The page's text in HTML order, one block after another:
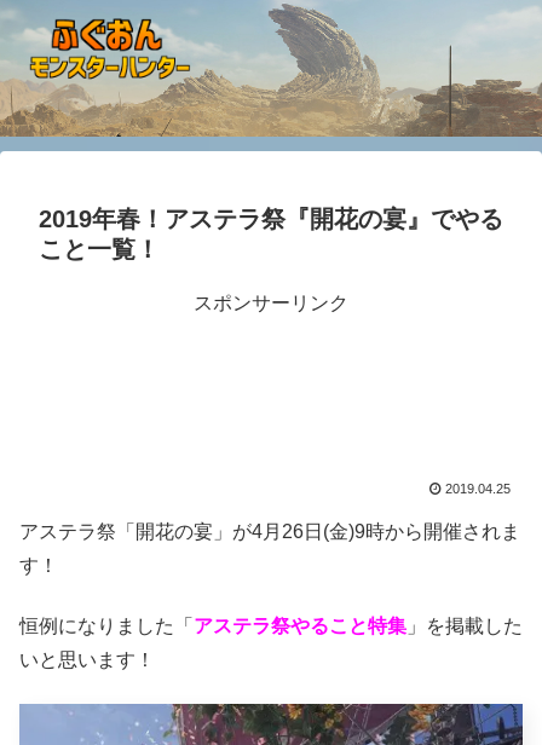
2019年春！アステラ祭『開花の宴』でやる
こと一覧！
スポンサーリンク
2019.04.25
アステラ祭「開花の宴」が4月26日(金)9時から開催されま
す！
恒例になりました「 アステラ祭やること特集 」を掲載した
いと思います！